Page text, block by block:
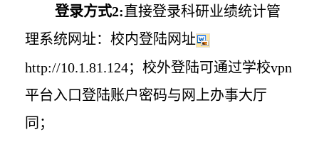
登录方式2:直接登录科研业绩统计管
理系统网址：校内登陆网址
http://10.1.81.124；校外登陆可通过学校vpn
平台入口登陆账户密码与网上办事大厅
同；